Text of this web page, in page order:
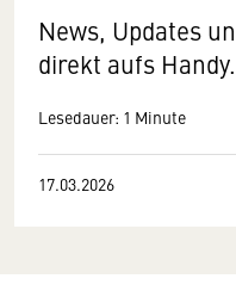
News, Updates
direkt aufs Handy.
Lesedauer: 1 Minute
17.03.2026